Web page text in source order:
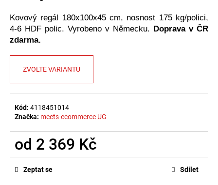
Kovový regál 180x100x45 cm, nosnost 175 kg/polici,
4-6 HDF polic. Vyrobeno v Německu. Doprava v ČR
zdarma.
ZVOLTE VARIANTU
Kód: 4118451014
Značka: meets-ecommerce UG
od 2 369 Kč
Měrná
Zeptat se Sdílet
u
j
e
m
e